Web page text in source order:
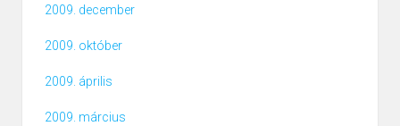
2009. december
2009. október
2009. április
2009. március